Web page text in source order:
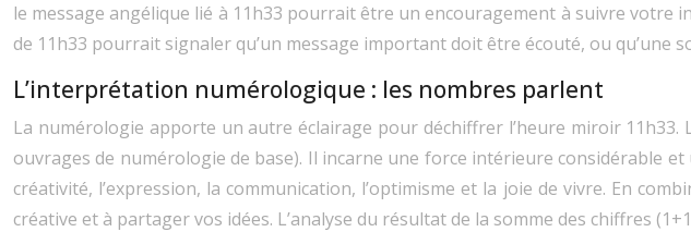
le message angélique lié à 11h33 pourrait être un encouragement à suivre
de 11h33 pourrait signaler qu’un message important doit être écouté, ou qu’une
L’interprétation numérologique : les nombres parlent
La numérologie apporte un autre éclairage pour déchiffrer l’heure miroir
ouvrages de numérologie de base). Il incarne une force intérieure considérable
créativité, l’expression, la communication, l’optimisme et la joie de vivre. En
créative et à partager vos idées. L’analyse du résultat de la somme des chiffres